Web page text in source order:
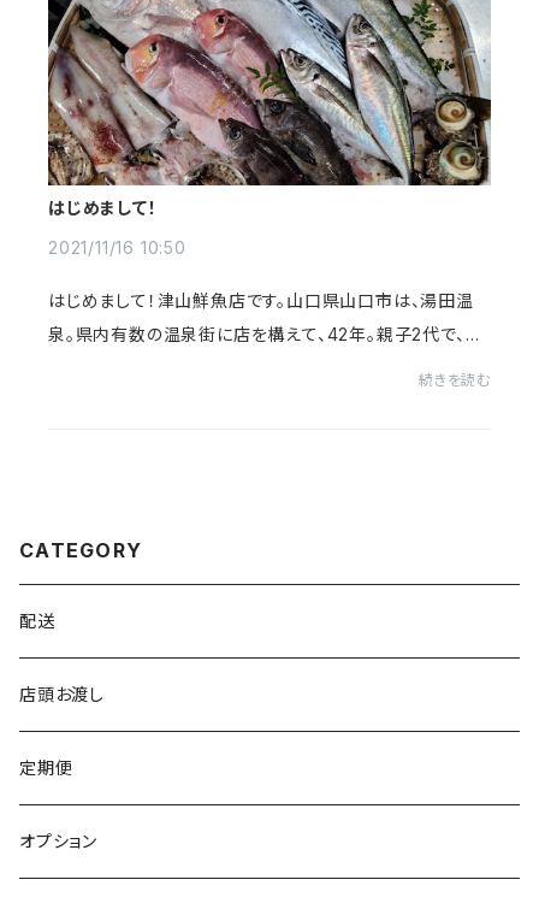
はじめまして！
2021/11/16 10:50
はじめまして！津山鮮魚店です。山口県山口市は、湯田温
泉。県内有数の温泉街に店を構えて、42年。親子2代で、元
気に頑張っております！毎朝市場に出向き、取り揃えている
続きを読む
CATEGORY
配送
店頭お渡し
定期便
オプション